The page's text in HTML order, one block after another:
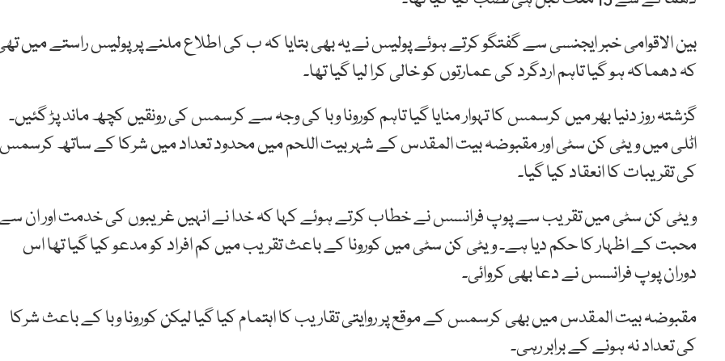
بین الاقوامی خبر ایجنسی سے گفتگو کرتے ہوئے پولیس نے یہ بھی بتایا کہ ب کی اطلاع ملنے پر پولیس راستے میں
کہ دھماکہ ہو گیا تاہم اردگرد کی عمارتوں کو خالی کرا لیا گیا تھا۔
گزشتہ روز دنیا بھر میں کرسمس کا تہوار منایا گیا تاہم کورونا وبا کی وجہ سے کرسمس کی رونقیں کچھ ماند پڑ گئیں۔
اٹلی میں ویٹی کن سٹی اور مقبوضہ بیت المقدس کے شہر بیت اللحم میں محدود تعداد میں شرکا کے ساتھ کرسمس
کی تقریبات کا انعقاد کیا گیا۔
ویٹی کن سٹی میں تقریب سے پوپ فرانسس نے خطاب کرتے ہوئے کہا کہ خدا نے انہیں غریبوں کی خدمت اور ان
محبت کے اظہار کا حکم دیا ہے۔ ویٹی کن سٹی میں کورونا کے باعث تقریب میں کم افراد کو مدعو کیا گیا تھا اس
دوران پوپ فرانسس نے دعا بھی کروائی۔
مقبوضہ بیت المقدس میں بھی کرسمس کے موقع پر روایتی تقاریب کا اہتمام کیا گیا لیکن کورونا وبا کے باعث شرکا
کی تعداد نہ ہونے کے برابر رہی۔